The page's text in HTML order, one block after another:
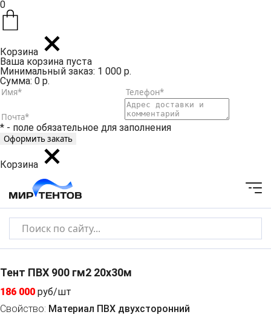
0
Корзина
Ваша корзина пуста
Минимальный заказ: 1 000 р.
Сумма: 0 р.
* - поле обязательное для заполнения
Корзина
Тент ПВХ 900 гм2 20х30м
186 000 руб/шт
Свойство: Материал ПВХ двухсторонний